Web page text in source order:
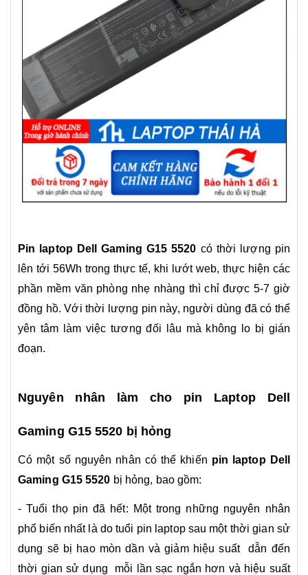
Pin laptop Dell Gaming G15 5520 có thời lượng pin
lên tới 56Wh trong thực tế, khi lướt web, thực hiện các
phần mềm văn phòng nhẹ nhàng thì chỉ được 5-7 giờ
đồng hồ. Với thời lượng pin này, người dùng đã có thể
yên tâm làm việc tương đối lâu mà không lo bị gián
đoạn.
Nguyên nhân làm cho pin Laptop Dell
Gaming G15 5520 bị hỏng
Có một số nguyên nhân có thể khiến pin laptop Dell
Gaming G15 5520 bị hỏng, bao gồm:
- Tuổi thọ pin đã hết: Một trong những nguyên nhân
phổ biến nhất là do tuổi pin laptop sau một thời gian sử
dụng sẽ bị hao mòn dần và giảm hiệu suất dẫn đến
thời gian sử dụng mỗi lần sạc ngắn hơn và hiệu suất